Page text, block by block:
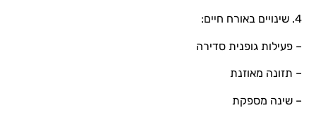
4. שינויים באורח חיים:
– פעילות גופנית סדירה
– תזונה מאוזנת
– שינה מספקת